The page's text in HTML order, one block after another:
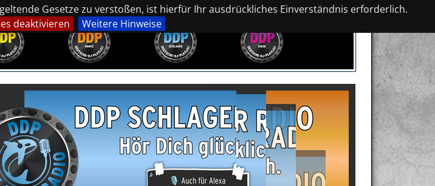
Gesetze zu verstoßen, ist hierfür Ihr ausdrückliches Einverständnis erforderlich.
deaktivieren Weitere Hinweise